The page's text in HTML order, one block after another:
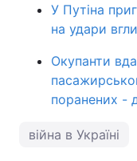
У Путіна
на удари
Окупанти
поранених -
війна в Україні